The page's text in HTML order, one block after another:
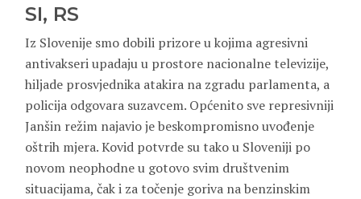
SI, RS
Iz Slovenije smo dobili prizore u kojima agresivni
antivakseri upadaju u prostore nacionalne televizije,
hiljade prosvjednika atakira na zgradu parlamenta, a
policija odgovara suzavcem. Općenito sve represivniji
Janšin režim najavio je beskompromisno uvođenje
oštrih mjera. Kovid potvrde su tako u Sloveniji po
novom neophodne u gotovo svim društvenim
situacijama, čak i za točenje goriva na benzinskim